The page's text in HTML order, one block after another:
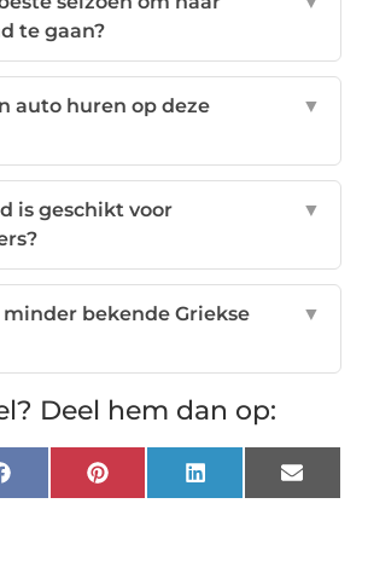
te gaan?
auto huren op deze
▼
is geschikt voor
▼
bekende Griekse
▼
Deel hem dan op:
FacebookPinterestLinkedIn Email